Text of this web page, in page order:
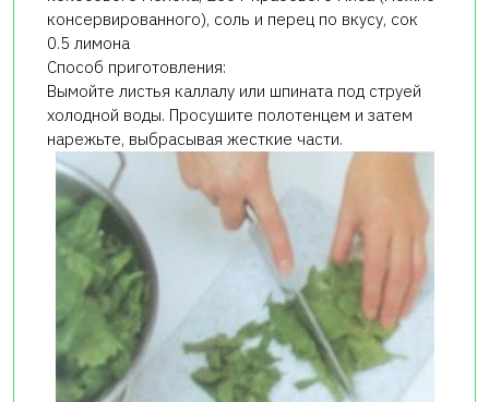
консервированного), соль и перец по вкусу, сок
0.5 лимона
Способ приготовления:
Вымойте листья каллалу или шпината под струей
холодной воды. Просушите полотенцем и затем
нарежьте, выбрасывая жесткие части.